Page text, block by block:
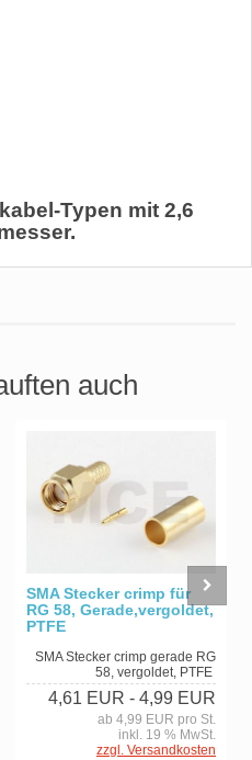
Typen mit 2,6
auch
SMA Stecker crimp für
RG 58, Gerade,vergoldet,
PTFE
SMA Stecker crimp gerade RG
58, vergoldet, PTFE
4,61 EUR - 4,99 EUR
ab 4,99 EUR pro St.
inkl. 19 % MwSt.
zzgl. Versandkosten